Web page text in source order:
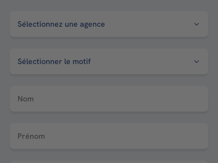
Nom
Prénom